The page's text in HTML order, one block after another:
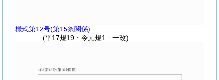
様式第12号(第15条関係)
(平17規19・令元規1・一改)